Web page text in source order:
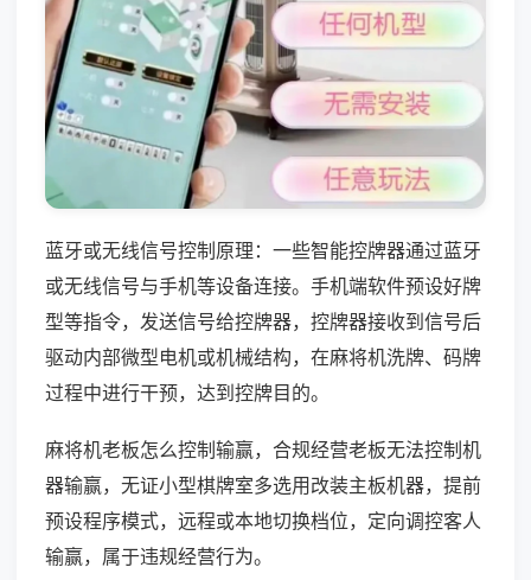
蓝牙或无线信号控制原理：一些智能控牌器通过蓝牙
或无线信号与手机等设备连接。手机端软件预设好牌
型等指令，发送信号给控牌器，控牌器接收到信号后
驱动内部微型电机或机械结构，在麻将机洗牌、码牌
过程中进行干预，达到控牌目的。
麻将机老板怎么控制输赢，合规经营老板无法控制机
器输赢，无证小型棋牌室多选用改装主板机器，提前
预设程序模式，远程或本地切换档位，定向调控客人
输赢，属于违规经营行为。